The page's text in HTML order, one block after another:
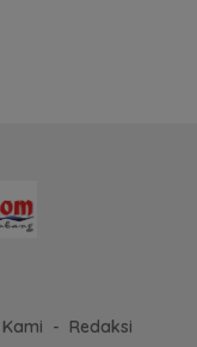
Redaksi